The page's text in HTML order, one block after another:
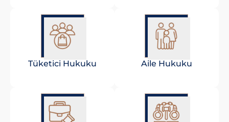
Tüketici Hukuku Aile Hukuku